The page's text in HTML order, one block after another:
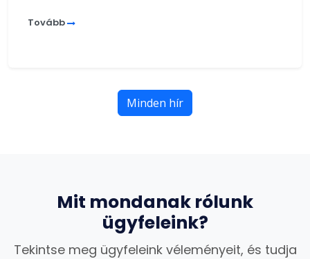
Tovább
Minden hír
Mit mondanak rólunk
ügyfeleink?
Tekintse meg ügyfeleink véleményeit, és tudja